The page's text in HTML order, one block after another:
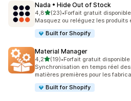
Nada • Hide Out of Stock
4,8étoile(s) sur 5
(23)
23 avis au total
•Forfait gratuit disponible
Masquez ou reléguez les
Built for Shopify
Material Manager
4,2étoile(s) sur 5
(19)
19 avis au total
•Forfait gratuit disponible
Synchronisation en temps réel
matières premières pour les
Built for Shopify